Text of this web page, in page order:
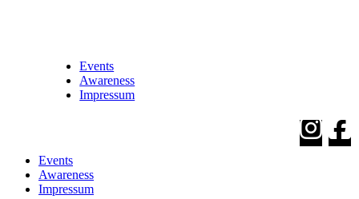
Events
Awareness
Impressum
Events
Awareness
Impressum